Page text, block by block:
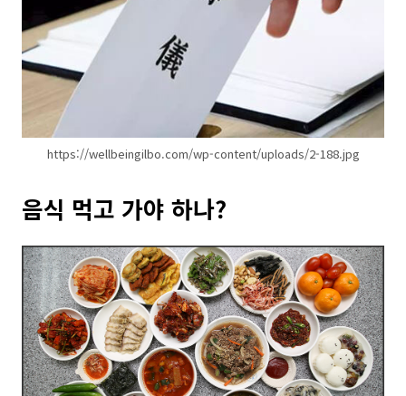
https://wellbeingilbo.com/wp-content/uploads/2-188.jpg
음식 먹고 가야 하나?